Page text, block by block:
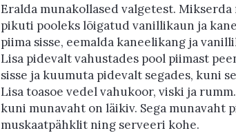
Eralda munakollased valgetest.
pikuti pooleks lõigatud vanillikaun ja
piima sisse, eemalda kaneelikang ja
Lisa pidevalt vahustades pool piimast
sisse ja kuumuta pidevalt segades, kuni
Lisa toasoe vedel vahukoor, viski ja
kuni munavaht on läikiv. Sega munavaht
muskaatpähklit ning serveeri kohe.